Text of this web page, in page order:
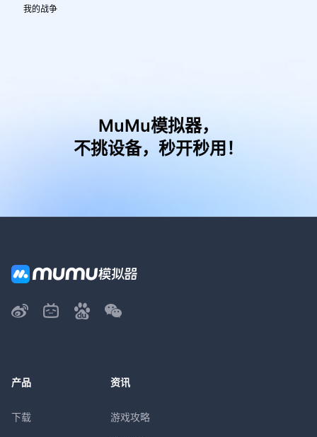
我的战争
MuMu模拟器，
不挑设备，秒开秒用！
产品
下载
资讯
游戏攻略